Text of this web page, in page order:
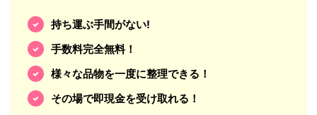
持ち運ぶ手間がない!
手数料完全無料！
様々な品物を一度に整理できる！
その場で即現金を受け取れる！